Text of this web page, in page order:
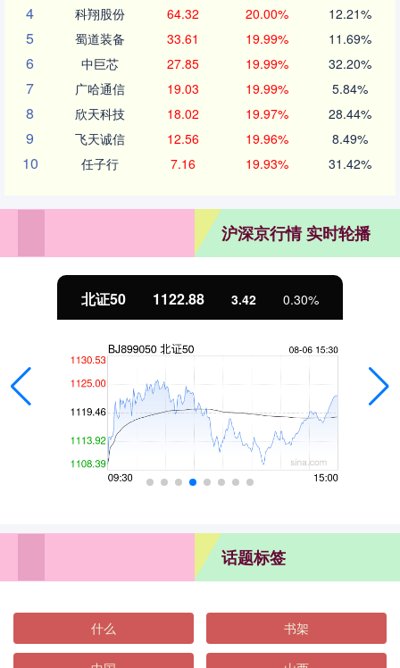
4 科翔股份 64.32 20.00% 12.21%
5 蜀道装备 33.61 19.99% 11.69%
6 中巨芯 27.85 19.99% 32.20%
7 广哈通信 19.03 19.99% 5.84%
8 欣天科技 18.02 19.97% 28.44%
9 飞天诚信 12.56 19.96% 8.49%
10 任子行 7.16 19.93% 31.42%
沪深京行情 实时轮播
北证50 1122.88 3.42 0.30%
话题标签
什么 书架